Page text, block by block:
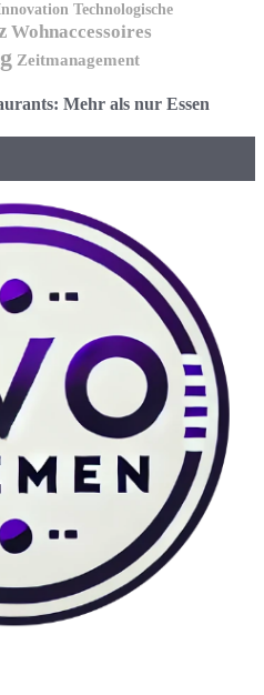
Technologische
Wohnaccessoires
Zeitmanagement
Mehr als nur Essen